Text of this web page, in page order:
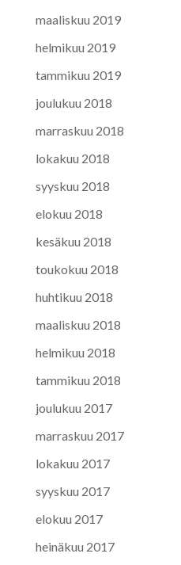
maaliskuu 2019
helmikuu 2019
tammikuu 2019
joulukuu 2018
marraskuu 2018
lokakuu 2018
syyskuu 2018
elokuu 2018
kesäkuu 2018
toukokuu 2018
huhtikuu 2018
maaliskuu 2018
helmikuu 2018
tammikuu 2018
joulukuu 2017
marraskuu 2017
lokakuu 2017
syyskuu 2017
elokuu 2017
heinäkuu 2017